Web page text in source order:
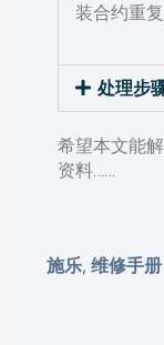
装合约重复
处理步
希望本文能
资料……
施乐,维修手册